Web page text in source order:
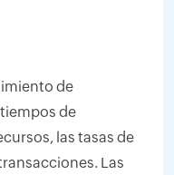
de
de
las tasas de
Las